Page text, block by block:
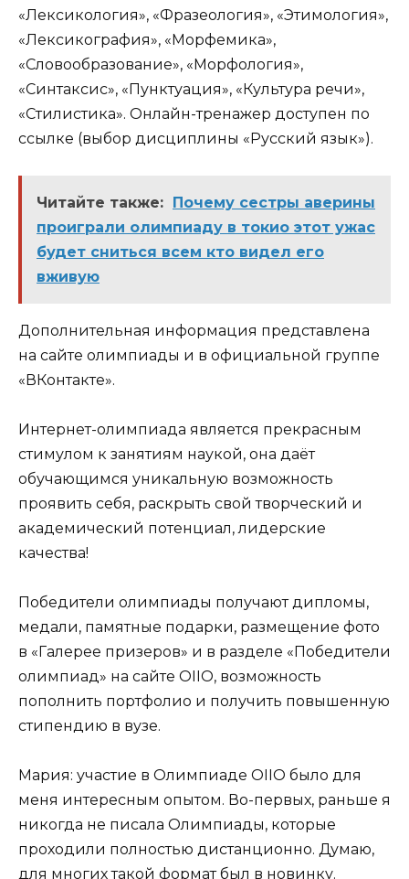
«Лексикология», «Фразеология», «Этимология»,
«Лексикография», «Морфемика»,
«Словообразование», «Морфология»,
«Синтаксис», «Пунктуация», «Культура речи»,
«Стилистика». Онлайн-тренажер доступен по
ссылке (выбор дисциплины «Русский язык»).
Читайте также: Почему сестры аверины
проиграли олимпиаду в токио этот ужас
будет сниться всем кто видел его
вживую
Дополнительная информация представлена
на сайте олимпиады и в официальной группе
«ВКонтакте».
Интернет-олимпиада является прекрасным
стимулом к занятиям наукой, она даёт
обучающимся уникальную возможность
проявить себя, раскрыть свой творческий и
академический потенциал, лидерские
качества!
Победители олимпиады получают дипломы,
медали, памятные подарки, размещение фото
в «Галерее призеров» и в разделе «Победители
олимпиад» на сайте OIIO, возможность
пополнить портфолио и получить повышенную
стипендию в вузе.
Мария: участие в Олимпиаде ОIIO было для
меня интересным опытом. Во-первых, раньше я
никогда не писала Олимпиады, которые
проходили полностью дистанционно. Думаю,
для многих такой формат был в новинку.